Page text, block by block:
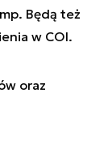
Będą też
w COI.
oraz